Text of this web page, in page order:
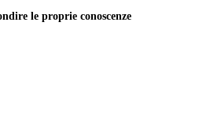
le proprie conoscenze